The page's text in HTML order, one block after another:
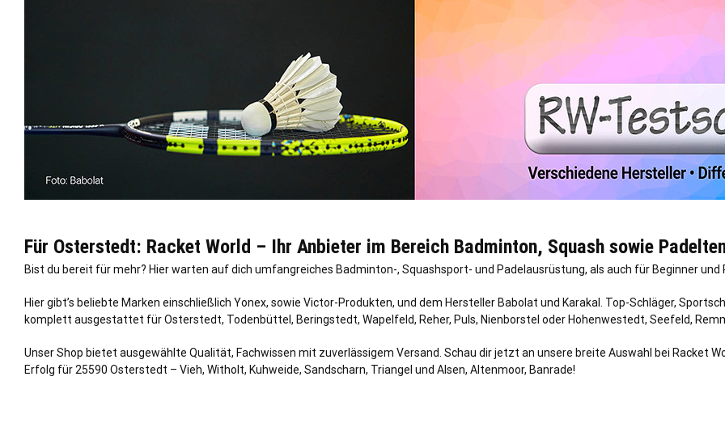
Für Osterstedt: Racket World – Ihr Anbieter im Bereich Badminton, Squash sowie
Bist du bereit für mehr? Hier warten auf dich umfangreiches Badminton-, Squashsport- und Padelausrüstung, als auch für Beginner und
Hier gibt’s beliebte Marken einschließlich Yonex, sowie Victor-Produkten, und dem Hersteller Babolat und Karakal. Top-Schläger,
komplett ausgestattet für Osterstedt, Todenbüttel , Beringstedt, Wapelfeld, Reher, Puls, Nienborstel oder Hohenwestedt, Seefeld,
Unser Shop bietet ausgewählte Qualität, Fachwissen mit zuverlässigem Versand. Schau dir jetzt an unsere breite Auswahl bei Racket
Erfolg für 25590 Osterstedt – Vieh, Witholt, Kuhweide, Sandscharn, Triangel und Alsen, Altenmoor, Banrade!